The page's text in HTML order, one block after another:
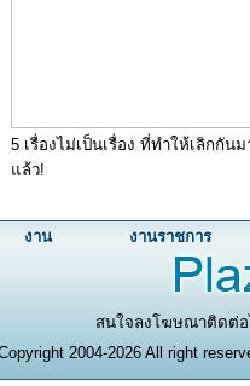
5 เรื่องไม่เป็นเรื่อง ที่ทำให้เลิกกัน
แล้ว!
งาน งานราชการ
สนใจลงโฆษณาติดต่อ
2004-2026 All right